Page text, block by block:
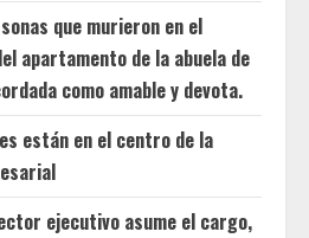
que murieron en el
apartamento de la abuela de
como amable y devota.
están en el centro de la
ejecutivo asume el cargo,